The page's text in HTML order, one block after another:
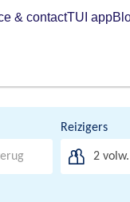
& contactTUI app
Reizigers
2 volw.